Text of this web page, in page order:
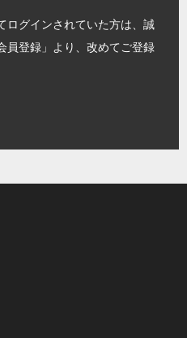
ログインされていた方は、誠
員登録」より、改めてご登録